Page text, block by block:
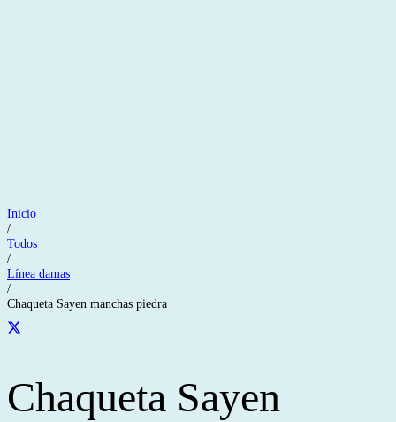
Inicio
/
Todos
/
Línea damas
/
Chaqueta Sayen manchas piedra
Chaqueta Sayen